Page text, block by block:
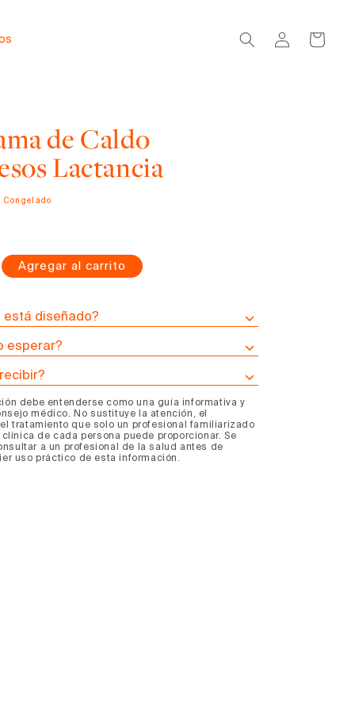
sesión
Carrito
de Caldo
Lactancia
Congelado
Agregar al carrito
está diseñado?
esperar?
debe entenderse como una guía informativa y
médico. No sustituye la atención, el
tratamiento que solo un profesional familiarizado
de cada persona puede proporcionar. Se
a un profesional de la salud antes de
uso práctico de esta información.